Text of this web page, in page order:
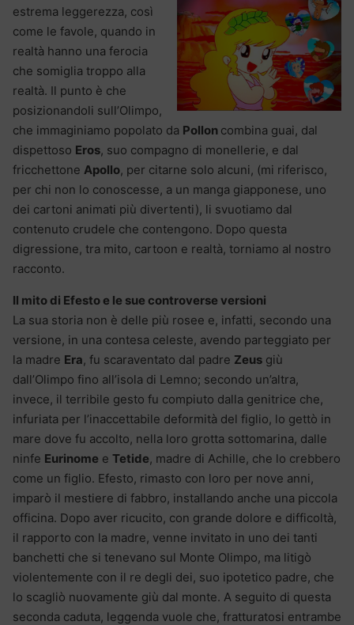
estrema leggerezza, così
come le favole, quando in
realtà hanno una ferocia
che somiglia troppo alla
realtà. Il punto è che
posizionandoli sull’Olimpo,
che immaginiamo popolato da Pollon combina guai, dal
dispettoso Eros, suo compagno di monellerie, e dal
fricchettone Apollo, per citarne solo alcuni, (mi riferisco,
per chi non lo conoscesse, a un manga giapponese, uno
dei cartoni animati più divertenti), li svuotiamo dal
contenuto crudele che contengono. Dopo questa
digressione, tra mito, cartoon e realtà, torniamo al nostro
racconto.
Il mito di Efesto e le sue controverse versioni
La sua storia non è delle più rosee e, infatti, secondo una
versione, in una contesa celeste, avendo parteggiato per
la madre Era, fu scaraventato dal padre Zeus giù
dall’Olimpo fino all’isola di Lemno; secondo un’altra,
invece, il terribile gesto fu compiuto dalla genitrice che,
infuriata per l’inaccettabile deformità del figlio, lo gettò in
mare dove fu accolto, nella loro grotta sottomarina, dalle
ninfe Eurinome e Tetide, madre di Achille, che lo crebbero
come un figlio. Efesto, rimasto con loro per nove anni,
imparò il mestiere di fabbro, installando anche una piccola
officina. Dopo aver ricucito, con grande dolore e difficoltà,
il rapporto con la madre, venne invitato in uno dei tanti
banchetti che si tenevano sul Monte Olimpo, ma litigò
violentemente con il re degli dei, suo ipotetico padre, che
lo scagliò nuovamente giù dal monte. A seguito di questa
seconda caduta, leggenda vuole che, fratturatosi entrambe